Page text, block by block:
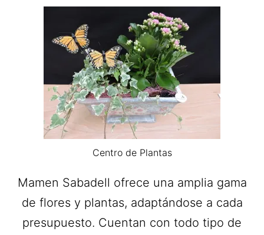
Centro de Plantas
Mamen Sabadell ofrece una amplia gama
de flores y plantas, adaptándose a cada
presupuesto. Cuentan con todo tipo de